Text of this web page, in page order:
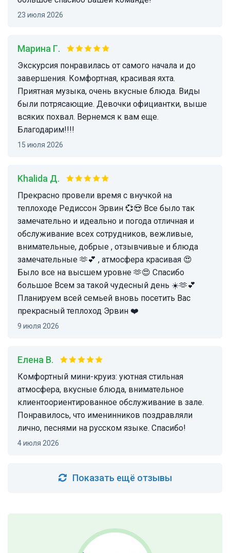
23 июля 2026
Mарина Г.
Экскурсия понравилась от самого начала и до
завершения. Комфортная, красивая яхта.
Приятная музыка, очень вкусные блюда. Виды
были потрясающие. Девочки официантки, выше
всяких похвал. Вернемся к вам еще.
Благодарим!!!!
15 июля 2026
Khalida Д.
Прекрасно провели время с внучкой на
теплоходе Редиссон Эрвин 💞😍 Все было так
замечательно и идеально и погода отличная и
обслуживание всех сотрудников, вежливые,
внимательные, добрые , отзывчивые и блюда
замечательные 🫶💕 , атмосфера красивая 😍
Было все на высшем уровне 🫶😍 Спасибо
большое Всем за такой чудесный день ☀️🫶💕
Планируем всей семьей вновь посетить Вас
прекрасный теплоход Эрвин ❤️
9 июля 2026
Елена В.
Комфортный мини-круиз: уютная стильная
атмосфера, вкусные блюда, внимательное
клиентоориентированное обслуживание в зале.
Понравилось, что именинников поздравляли
лично, песнями на русском языке. Спасибо!
4 июля 2026
Показать ещё отзывы